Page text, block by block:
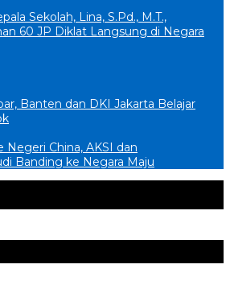
Sekolah, Lina, S.Pd., M.T.,
60 JP Diklat Langsung di Negara
Banten dan DKI Jakarta Belajar
Negeri China, AKSI dan
Banding ke Negara Maju